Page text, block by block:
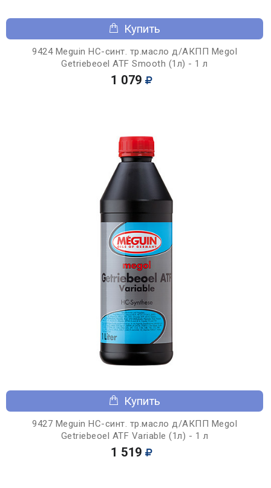
Купить
9424 Meguin НС-синт. тр.масло д/АКПП Megol
Getriebeoel ATF Smooth (1л) - 1 л
1 079
Купить
9427 Meguin НС-синт. тр.масло д/АКПП Megol
Getriebeoel ATF Variable (1л) - 1 л
1 519